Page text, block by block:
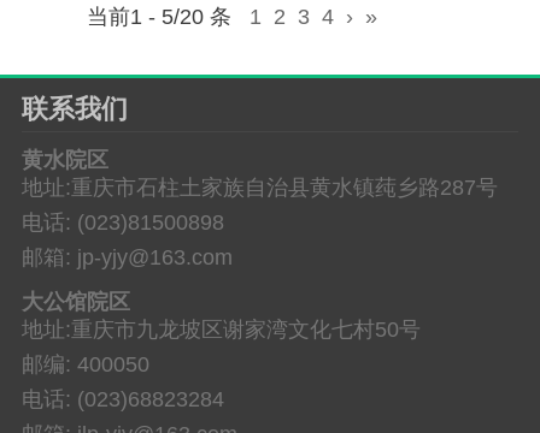
当前1 - 5/20 条 1 2 3 4 › »
联系我们
黄水院区
地址:重庆市石柱土家族自治县黄水镇莼乡路287号
电话: (023)81500898
邮箱: jp-yjy@163.com
大公馆院区
地址:重庆市九龙坡区谢家湾文化七村50号
邮编: 400050
电话: (023)68823284